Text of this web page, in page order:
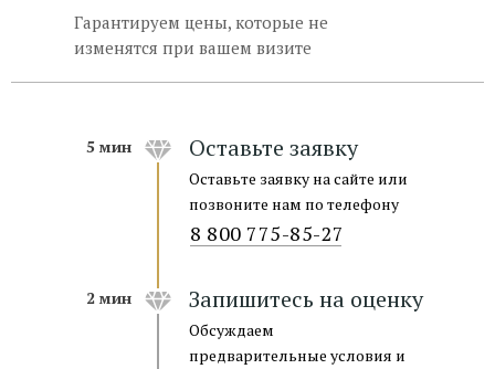
Гарантируем цены, которые не
изменятся при вашем визите
Оставьте заявку на сайте или
позвоните нам по телефону
Оставьте заявку
Обсуждаем
предварительные условия и
Запишитесь на оценку
5 мин
2 мин
8 800 775-85-27